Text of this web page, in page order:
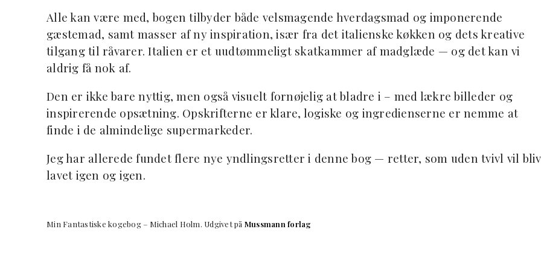
Alle kan være med, bogen tilbyder både velsmagende hverdagsmad og imponerende
gæstemad, samt masser af ny inspiration, især fra det italienske køkken og dets kreative
tilgang til råvarer. Italien er et uudtømmeligt skatkammer af madglæde — og det kan vi
aldrig få nok af.
Den er ikke bare nyttig, men også visuelt fornøjelig at bladre i – med lækre billeder og
inspirerende opsætning. Opskrifterne er klare, logiske og ingredienserne er nemme at
finde i de almindelige supermarkeder.
Jeg har allerede fundet flere nye yndlingsretter i denne bog — retter, som uden tvivl vil
lavet igen og igen.
Min Fantastiske kogebog – Michael Holm. Udgivet på Mussmann forlag